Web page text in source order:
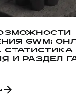
GWM:
СТАТИСТИКА
И РАЗДЕЛ